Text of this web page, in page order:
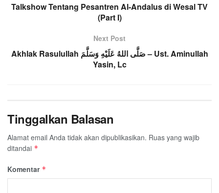
Talkshow Tentang Pesantren Al-Andalus di Wesal TV
(Part I)
Next Post
Akhlak Rasulullah صَلَّى اللهُ عَلَيْهِ وَسَلَّمَ – Ust. Aminullah
Yasin, Lc
Tinggalkan Balasan
Alamat email Anda tidak akan dipublikasikan. Ruas yang wajib
ditandai *
Komentar *